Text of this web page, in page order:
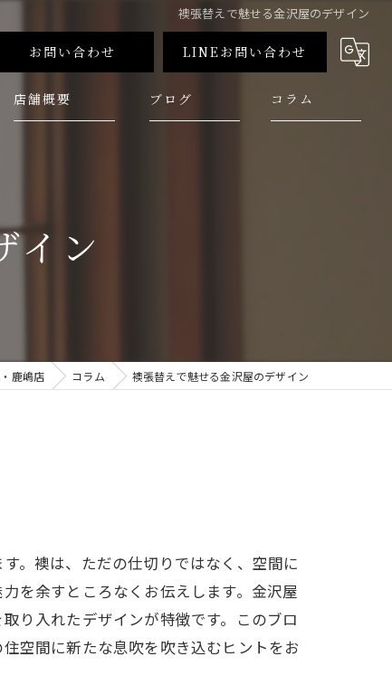
襖張替えで魅せる金沢屋のデザイン
お問い合わせ LINEお問い合わせ
店舗概要 ブログ コラム
イン
鹿嶋店 コラム 襖張替えで魅せる金沢屋のデザイン
。襖は、ただの仕切りではなく、空間に
を余すところなくお伝えします。金沢屋
り入れたデザインが特徴です。このブロ
空間に新たな息吹を吹き込むヒントをお